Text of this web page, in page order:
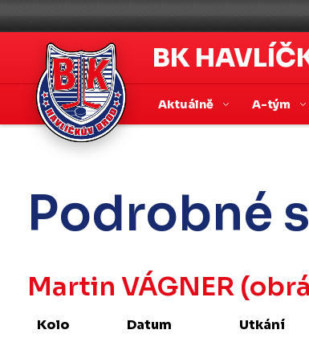
BK
Aktuálně A-tým
Podrobné
Martin VÁGNER
Kolo Datum Utkání